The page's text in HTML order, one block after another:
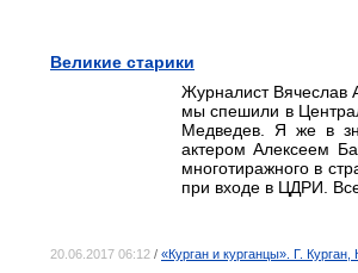
Великие старики
Журналист Вячеслав
мы спешили в
Медведев. Я же в
актером Алексеем
многотиражного в
при входе в ЦДРИ.
20.06.2017 06:12 / «Курган и курганцы». Г. Курган,